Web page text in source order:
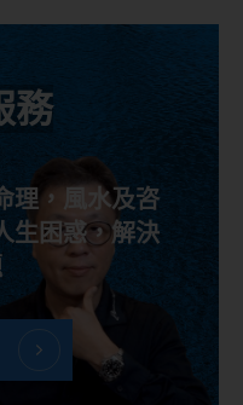
務
理，風水及咨
生困惑，解決